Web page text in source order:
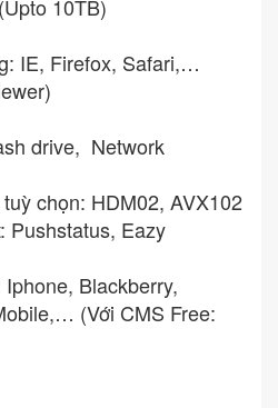
10TB)
IE, Firefox, Safari,…
drive, Network
chọn: HDM02, AVX102
Pushstatus, Eazy
Blackberry,
(Với CMS Free: